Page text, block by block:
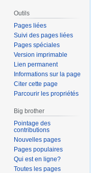
Outils
Pages liées
Suivi des pages liées
Pages spéciales
Version imprimable
Lien permanent
Informations sur la page
Citer cette page
Parcourir les propriétés
Big brother
Pointage des
contributions
Nouvelles pages
Pages populaires
Qui est en ligne?
Toutes les pages